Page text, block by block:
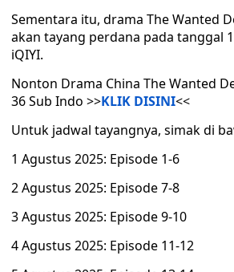
Sementara itu, drama The Wanted
akan tayang perdana pada tanggal
iQIYI.
Nonton Drama China The Wanted
36 Sub Indo >>KLIK DISINI<<
Untuk jadwal tayangnya, simak di
1 Agustus 2025: Episode 1-6
2 Agustus 2025: Episode 7-8
3 Agustus 2025: Episode 9-10
4 Agustus 2025: Episode 11-12